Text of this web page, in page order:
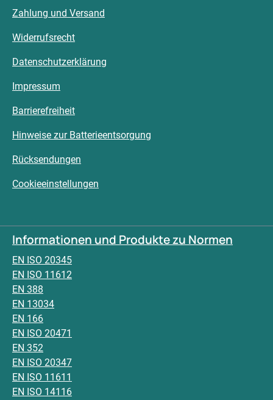
Zahlung und Versand
Widerrufsrecht
Datenschutzerklärung
Impressum
Barrierefreiheit
Hinweise zur Batterieentsorgung
Rücksendungen
Cookieeinstellungen
Informationen und Produkte zu Normen
EN ISO 20345
EN ISO 11612
EN 388
EN 13034
EN 166
EN ISO 20471
EN 352
EN ISO 20347
EN ISO 11611
EN ISO 14116